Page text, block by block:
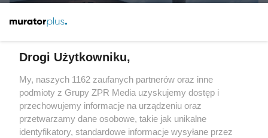
A co z produkcją porcelany?
Drogi Użytkowniku,
My, naszych 1162 zaufanych partnerów oraz inne
podmioty z Grupy ZPR Media uzyskujemy dostęp i
przechowujemy informacje na urządzeniu oraz
przetwarzamy dane osobowe, takie jak unikalne
identyfikatory, standardowe informacje wysyłane przez